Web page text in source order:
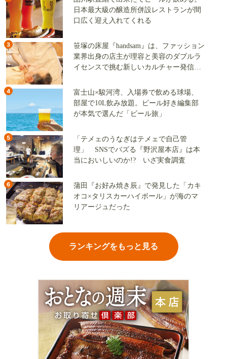
日本最大級の醸造所併設レストランが間
口広く迎え入れてくれる
3
笹塚の床屋『handsam』は、ファッション
業界出身の店主が理容と美容のダブルラ
イセンスで挑む新しいカルチャー発信基
4
富士山×駿河湾、入場券で飲める球場、
部屋で10L飲み放題。ビール好き編集部
が本気で選んだ「ビール旅」
5
「テメェのうなぎはテメェで自己管
理」 SNSでバズる『野沢屋本店』は本
当においしいのか!? いざ実食調査
6
蒲田『お好み焼き辰』で発見した「カキ
オコ×タリスカーハイボール」が海のマ
リアージュだった
ランキングをもっと見る